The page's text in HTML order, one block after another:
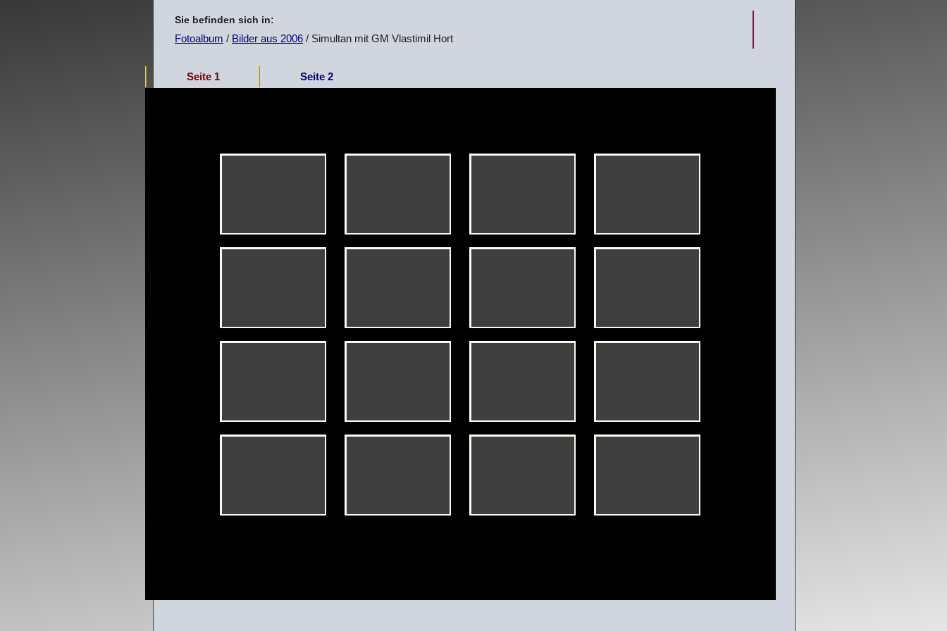
Sie befinden sich in:
Fotoalbum / Bilder aus 2006 / Simultan mit GM Vlastimil Hort
Seite 1 Seite 2